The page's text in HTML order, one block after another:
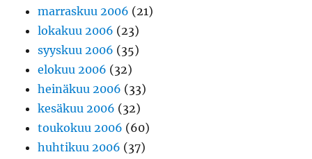
marraskuu 2006 (21)
lokakuu 2006 (23)
syyskuu 2006 (35)
elokuu 2006 (32)
heinäkuu 2006 (33)
kesäkuu 2006 (32)
toukokuu 2006 (60)
huhtikuu 2006 (37)